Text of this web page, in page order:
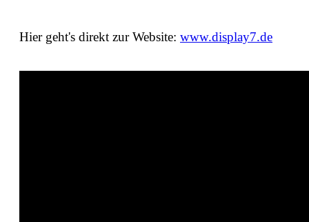
Hier geht's direkt zur Website: www.display7.de